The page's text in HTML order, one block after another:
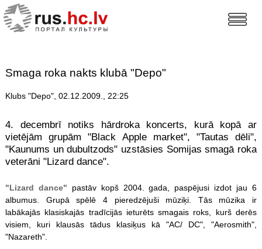
Smaga roka nakts klubā "Depo"
Klubs "Depo", 02.12.2009., 22:25
4. decembrī notiks hārdroka koncerts, kurā kopā ar
vietējām grupām "Black Apple market", "Tautas dēli",
"Kaunums un dubultzods" uzstāsies Somijas smagā roka
veterāni "Lizard dance".
"Lizard dance" pastāv kopš 2004. gada, paspējusi izdot jau 6
albumus. Grupā spēlē 4 pieredzējuši mūziķi. Tās mūzika ir
labākajās klasiskajās tradīcijās ieturēts smagais roks, kurš derēs
visiem, kuri klausās tādus klasiķus kā "AC/ DC", "Aerosmith",
"Nazareth".